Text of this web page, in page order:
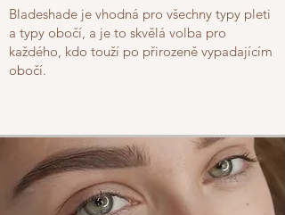
Bladeshade je vhodná pro všechny typy pleti
a typy obočí, a je to skvělá volba pro
každého, kdo touží po přirozeně vypadajícím
obočí.